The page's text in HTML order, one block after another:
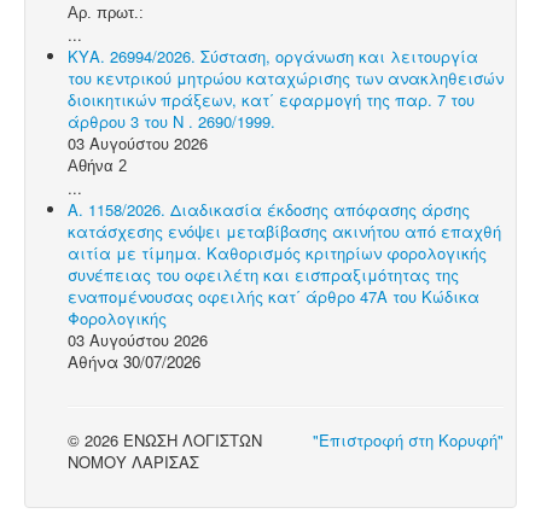
Αρ. πρωτ.:
...
ΚΥΑ. 26994/2026. Σύσταση, οργάνωση και λειτουργία
του κεντρικού μητρώου καταχώρισης των ανακληθεισών
διοικητικών πράξεων, κατ΄ εφαρμογή της παρ. 7 του
άρθρου 3 του N . 2690/1999.
03 Αυγούστου 2026
Αθήνα 2
...
Α. 1158/2026. Διαδικασία έκδοσης απόφασης άρσης
κατάσχεσης ενόψει μεταβίβασης ακινήτου από επαχθή
αιτία με τίμημα. Καθορισμός κριτηρίων φορολογικής
συνέπειας του οφειλέτη και εισπραξιμότητας της
εναπομένουσας οφειλής κατ΄ άρθρο 47Α του Κώδικα
Φορολογικής
03 Αυγούστου 2026
Αθήνα 30/07/2026
"Επιστροφή στη Κορυφή"
© 2026 ΕΝΩΣΗ ΛΟΓΙΣΤΩΝ
ΝΟΜΟΥ ΛΑΡΙΣΑΣ